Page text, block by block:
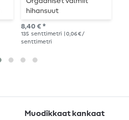
hihansuut
8,40 € *
135 senttimetri
| 0,06 € /
senttimetri
Muodikkaat kankaat